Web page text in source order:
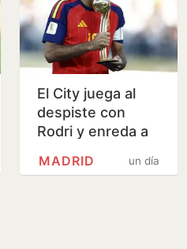
El City juega al
despiste con
Rodri y enreda a
un día
MADRID